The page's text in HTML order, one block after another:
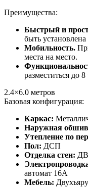
Преимущества:
Быстрый и
быть
Мобильность.
места на место.
разместиться до 8
2.4×6.0 метров
Базовая конфигурация:
Каркас:
Наружная
Утепление по
Пол: ДСП
Отделка стен:
автомат 16А
Мебель: